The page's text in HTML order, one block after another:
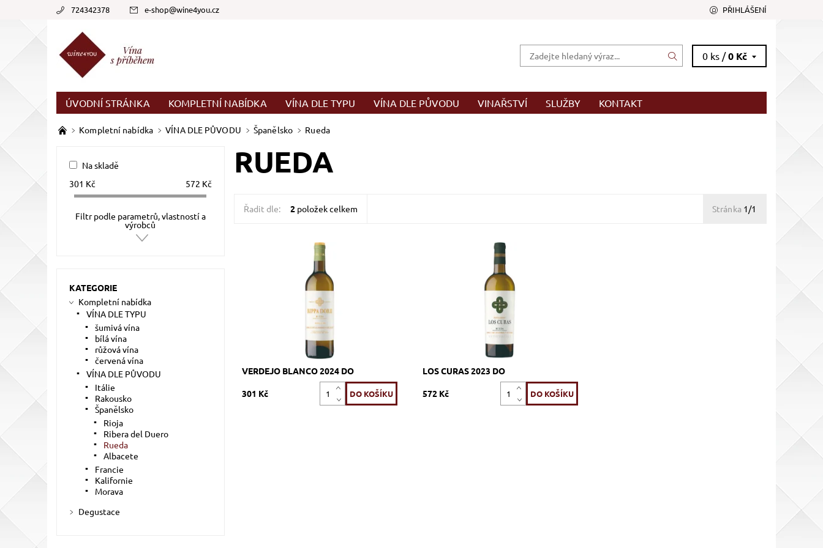
724342378 e-shop@wine4you.cz PŘIHLÁŠENÍ
0 ks /0 Kč
ÚVODNÍ STRÁNKA KOMPLETNÍ NABÍDKA VÍNA DLE TYPU VÍNA DLE PŮVODU VINAŘSTVÍ SLUŽBY KONTAKT
Kompletní nabídka VÍNA DLE PŮVODU Španělsko Rueda
RUEDA
Řadit dle: 2položek celkem Stránka 1/1
Verdejo, bílé, suché, tiché, zrání
Skladem >12 ks
521_RDVE
Rippa Dorii
VERDEJO BLANCO 2024 DO
301 Kč
Verdejo, bílé, suché, tiché, zrání 80% v
nerezových tancích, 20% ve
francouzských sudech typu barrique
Skladem >12 ks
605_RDLC
Rippa Dorii
LOS CURAS 2023 DO
572 Kč
Na skladě
301 Kč 572 Kč
Filtr podle parametrů, vlastností a
výrobců
KATEGORIE
Kompletní nabídka
VÍNA DLE TYPU
šumivá vína
bílá vína
růžová vína
červená vína
VÍNA DLE PŮVODU
Itálie
Rakousko
Španělsko
Rioja
Ribera del Duero
Rueda
Albacete
Francie
Kalifornie
Morava
Degustace